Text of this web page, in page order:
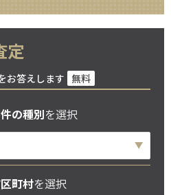
定
お答えします 無料
の種別を選択
町村を選択